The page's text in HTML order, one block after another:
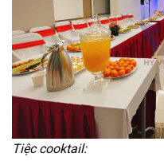
Tiệc cooktail: